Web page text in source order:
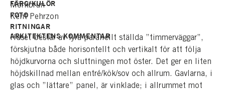
ARKITEKTENS KOMMENTAR
Huset består av fyra parallellt ställda ”timmerväggar”,
förskjutna både horisontellt och vertikalt för att följa
höjdkurvorna och sluttningen mot öster. Det ger en liten
höjdskillnad mellan entré/kök/sov och allrum. Gavlarna, i
glas och ”lättare” panel, är vinklade; i allrummet mot
FÄRG/KULÖR
Mörkbrun
FOTO
Kent Pehrzon
RITNINGAR